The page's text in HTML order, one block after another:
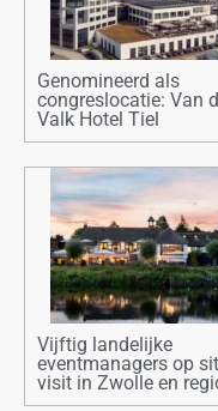
Genomineerd als
congreslocatie: Van
Valk Hotel Tiel
Vijftig landelijke
eventmanagers op
visit in Zwolle en